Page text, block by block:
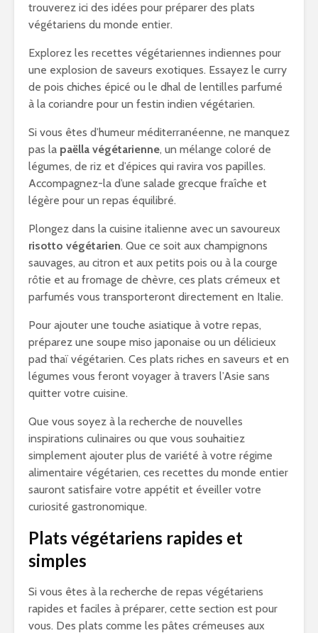
trouverez ici des idées pour préparer des plats
végétariens du monde entier.
Explorez les recettes végétariennes indiennes pour
une explosion de saveurs exotiques. Essayez le curry
de pois chiches épicé ou le dhal de lentilles parfumé
à la coriandre pour un festin indien végétarien.
Si vous êtes d’humeur méditerranéenne, ne manquez
pas la paëlla végétarienne, un mélange coloré de
légumes, de riz et d’épices qui ravira vos papilles.
Accompagnez-la d’une salade grecque fraîche et
légère pour un repas équilibré.
Plongez dans la cuisine italienne avec un savoureux
risotto végétarien. Que ce soit aux champignons
sauvages, au citron et aux petits pois ou à la courge
rôtie et au fromage de chèvre, ces plats crémeux et
parfumés vous transporteront directement en Italie.
Pour ajouter une touche asiatique à votre repas,
préparez une soupe miso japonaise ou un délicieux
pad thaï végétarien. Ces plats riches en saveurs et en
légumes vous feront voyager à travers l’Asie sans
quitter votre cuisine.
Que vous soyez à la recherche de nouvelles
inspirations culinaires ou que vous souhaitiez
simplement ajouter plus de variété à votre régime
alimentaire végétarien, ces recettes du monde entier
sauront satisfaire votre appétit et éveiller votre
curiosité gastronomique.
Plats végétariens rapides et
simples
Si vous êtes à la recherche de repas végétariens
rapides et faciles à préparer, cette section est pour
vous. Des plats comme les pâtes crémeuses aux